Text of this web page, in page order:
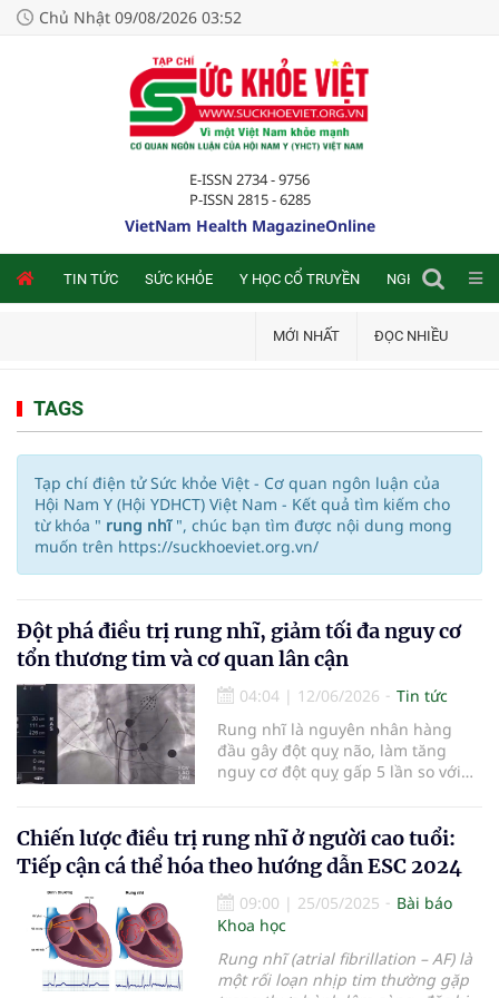
Chủ Nhật 09/08/2026 03:52
E-ISSN 2734 - 9756
P-ISSN 2815 - 6285
VietNam Health MagazineOnline
TIN TỨC SỨC KHỎE Y HỌC CỔ TRUYỀN NGHIÊN CỨU
MỚI NHẤT ĐỌC NHIỀU
TAGS
Tạp chí điện tử Sức khỏe Việt - Cơ quan ngôn luận của
Hội Nam Y (Hội YDHCT) Việt Nam - Kết quả tìm kiếm cho
từ khóa " rung nhĩ ", chúc bạn tìm được nội dung mong
muốn trên https://suckhoeviet.org.vn/
Đột phá điều trị rung nhĩ, giảm tối đa nguy cơ
tổn thương tim và cơ quan lân cận
04:04 | 12/06/2026
Tin tức
Rung nhĩ là nguyên nhân hàng
đầu gây đột quỵ não, làm tăng
nguy cơ đột quỵ gấp 5 lần so với
(PFA) vừa được Bệnh viện Bạch Mai
triển khai mở ra lựa chọn điều trị
mới với khả năng tác động chọn
Chiến lược điều trị rung nhĩ ở người cao tuổi:
Tiếp cận cá thể hóa theo hướng dẫn ESC 2024
09:00 | 25/05/2025
Bài báo
Khoa học
Rung nhĩ (atrial fibrillation – AF) là
một rối loạn nhịp tim thường gặp